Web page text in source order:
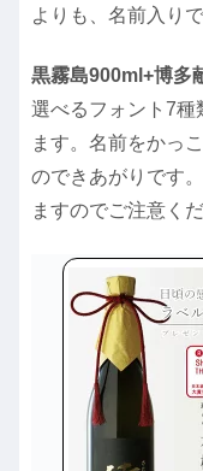
よりも、名前入り
黒霧島900ml+博
選べるフォント7種
ます。名前をかっ
のできあがりです
ますのでご注意くだ